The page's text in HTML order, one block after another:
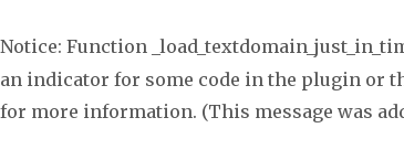
Notice: Function
an indicator for some code in the plugin or
for more information. (This message was